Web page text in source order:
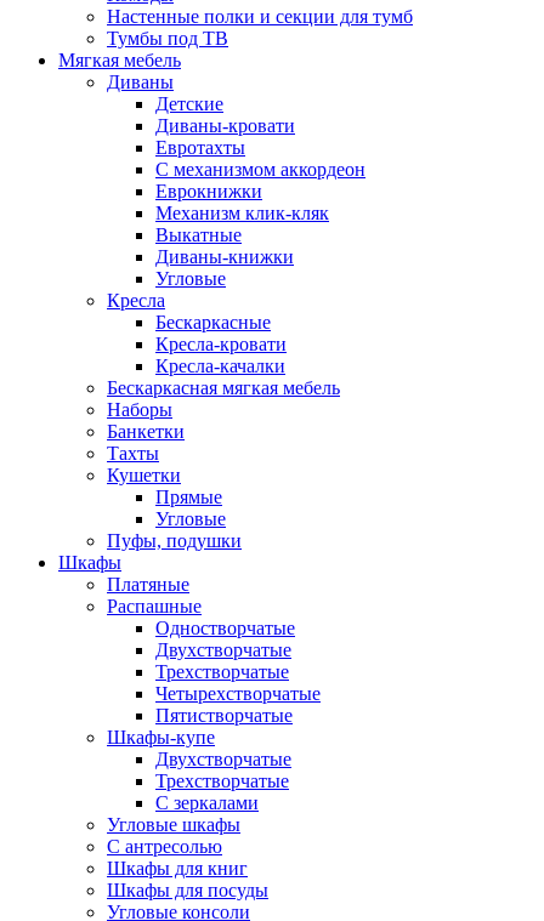
Настенные полки и секции для тумб
Тумбы под ТВ
Мягкая мебель
Диваны
Детские
Диваны-кровати
Евротахты
С механизмом аккордеон
Еврокнижки
Механизм клик-кляк
Выкатные
Диваны-книжки
Угловые
Кресла
Бескаркасные
Кресла-кровати
Кресла-качалки
Бескаркасная мягкая мебель
Наборы
Банкетки
Тахты
Кушетки
Прямые
Угловые
Пуфы, подушки
Шкафы
Платяные
Распашные
Одностворчатые
Двухстворчатые
Трехстворчатые
Четырехстворчатые
Пятистворчатые
Шкафы-купе
Двухстворчатые
Трехстворчатые
С зеркалами
Угловые шкафы
С антресолью
Шкафы для книг
Шкафы для посуды
Угловые консоли